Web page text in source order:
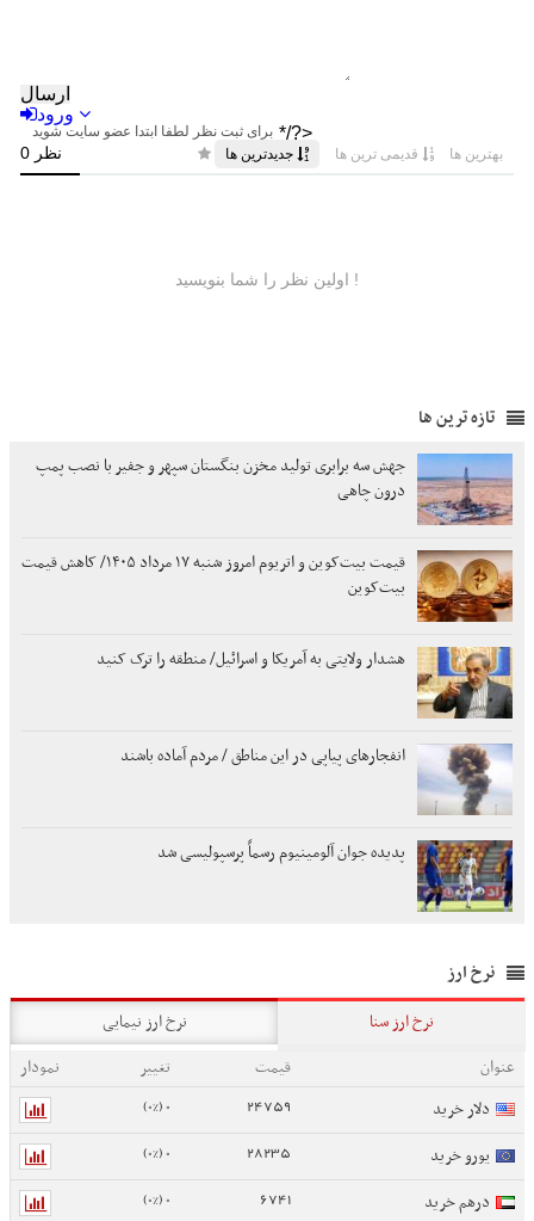
تازه ترین ها
جهش سه برابری تولید مخزن بنگستان سپهر و جفیر با نصب پمپ
درون چاهی
قیمت بیت‌کوین و اتریوم امروز شنبه ۱۷ مرداد ۱۴۰۵/ کاهش قیمت
بیت‌کوین
هشدار ولایتی به آمریکا و اسرائیل/ منطقه را ترک کنید
انفجارهای پیاپی در این مناطق / مردم آماده باشند
پدیده جوان آلومینیوم رسماً پرسپولیسی شد
نرخ ارز
نرخ ارز سنا
نرخ ارز نیمایی
عنوان
قیمت تغییر
نمودار
دلار خرید
24759
0 (0%)
یورو خرید 28235
0 (0%)
درهم خرید 6741
0 (0%)